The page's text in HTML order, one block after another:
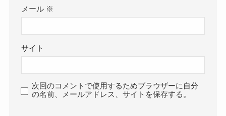
メール ※
サイト
次回のコメントで使用するためブラウザーに自分
の名前、メールアドレス、サイトを保存する。